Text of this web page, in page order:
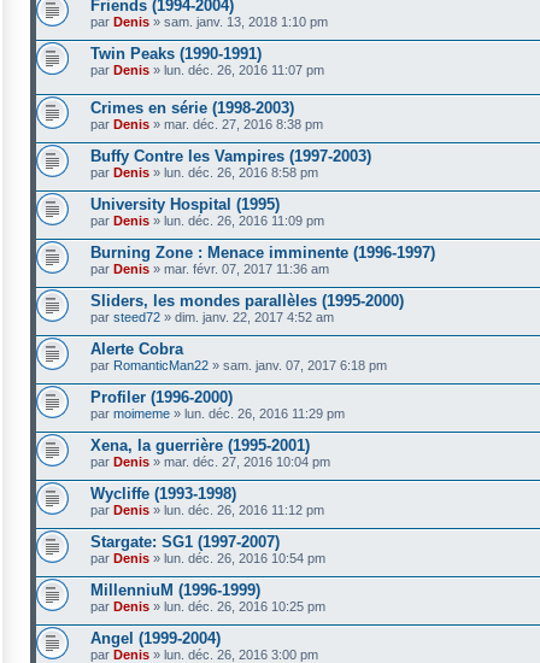
Friends (1994-2004)
par Denis » sam. janv. 13, 2018 1:10 pm
Twin Peaks (1990-1991)
par Denis » lun. déc. 26, 2016 11:07 pm
Crimes en série (1998-2003)
par Denis » mar. déc. 27, 2016 8:38 pm
Buffy Contre les Vampires (1997-2003)
par Denis » lun. déc. 26, 2016 8:58 pm
University Hospital (1995)
par Denis » lun. déc. 26, 2016 11:09 pm
Burning Zone : Menace imminente (1996-1997)
par Denis » mar. févr. 07, 2017 11:36 am
Sliders, les mondes parallèles (1995-2000)
par steed72 » dim. janv. 22, 2017 4:52 am
Alerte Cobra
par RomanticMan22 » sam. janv. 07, 2017 6:18 pm
Profiler (1996-2000)
par moimeme » lun. déc. 26, 2016 11:29 pm
Xena, la guerrière (1995-2001)
par Denis » mar. déc. 27, 2016 10:04 pm
Wycliffe (1993-1998)
par Denis » lun. déc. 26, 2016 11:12 pm
Stargate: SG1 (1997-2007)
par Denis » lun. déc. 26, 2016 10:54 pm
MillenniuM (1996-1999)
par Denis » lun. déc. 26, 2016 10:25 pm
Angel (1999-2004)
par Denis » lun. déc. 26, 2016 3:00 pm